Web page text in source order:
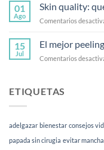
01
Ago
Skin quality:
Comentarios
15
Jul
El mejor
Comentarios
ETIQUETAS
adelgazar bienestar consejos
papada sin cirugia evitar